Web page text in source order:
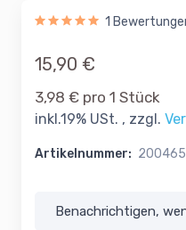
1
15,90 €
3,98 € pro 1 Stück
inkl.19% USt. , zzgl.
Artikelnummer:
Benachrichtigen,